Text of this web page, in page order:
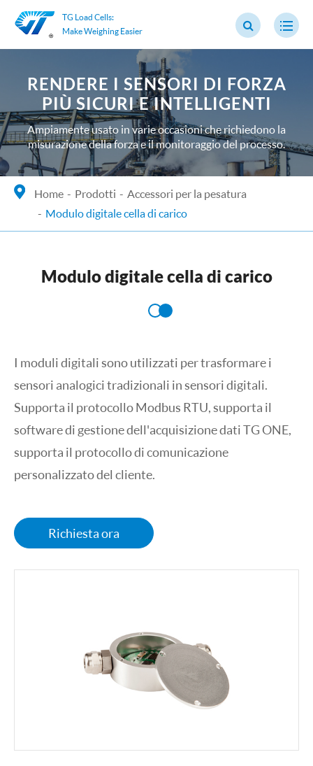
TG Load Cells:
Make Weighing Easier
RENDERE I SENSORI DI FORZA
PIÙ SICURI E INTELLIGENTI
Ampiamente usato in varie occasioni che richiedono la
misurazione della forza e il monitoraggio del processo.
Home Prodotti
Accessori per la pesatura
Modulo digitale cella di carico
Modulo digitale cella di carico
I moduli digitali sono utilizzati per trasformare i
sensori analogici tradizionali in sensori digitali.
Supporta il protocollo Modbus RTU, supporta il
software di gestione dell'acquisizione dati TG ONE,
supporta il protocollo di comunicazione
personalizzato del cliente.
Richiesta ora